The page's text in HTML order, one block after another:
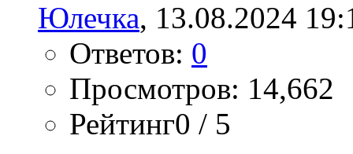
Юлечка, 13.08.2024
Ответов: 0
Просмотров: 14,662
Рейтинг0 / 5